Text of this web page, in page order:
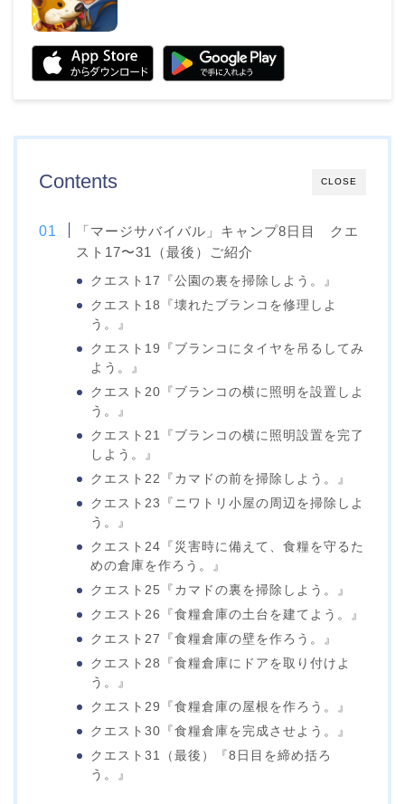
CLOSE
Contents
「マージサバイバル」キャンプ8日目 クエ
スト17〜31（最後）ご紹介
クエスト17『公園の裏を掃除しよう。』
クエスト18『壊れたブランコを修理しよ
う。』
クエスト19『ブランコにタイヤを吊るしてみ
よう。』
クエスト20『ブランコの横に照明を設置しよ
う。』
クエスト21『ブランコの横に照明設置を完了
しよう。』
クエスト22『カマドの前を掃除しよう。』
クエスト23『ニワトリ小屋の周辺を掃除しよ
う。』
クエスト24『災害時に備えて、食糧を守るた
めの倉庫を作ろう。』
クエスト25『カマドの裏を掃除しよう。』
クエスト26『食糧倉庫の土台を建てよう。』
クエスト27『食糧倉庫の壁を作ろう。』
クエスト28『食糧倉庫にドアを取り付けよ
う。』
クエスト29『食糧倉庫の屋根を作ろう。』
クエスト30『食糧倉庫を完成させよう。』
クエスト31（最後）『8日目を締め括ろ
う。』